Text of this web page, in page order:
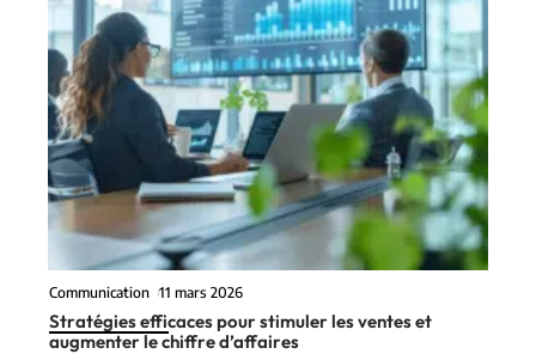
Communication 11 mars 2026
Stratégies efficaces pour stimuler les ventes et
augmenter le chiffre d’affaires